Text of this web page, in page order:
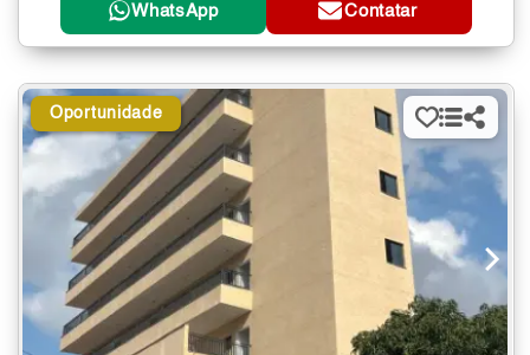
WhatsApp Contatar
Oportunidade